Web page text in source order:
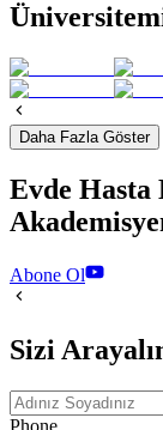
Daha Fazla Göster
Evde Hasta
Abone Ol
Sizi
Phone